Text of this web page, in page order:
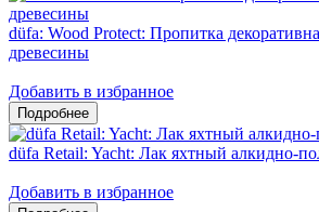
düfa: Wood Protect: Пропитка
древесины
Добавить в избранное
düfa Retail: Yacht: Лак яхтный алкидно-
Добавить в избранное